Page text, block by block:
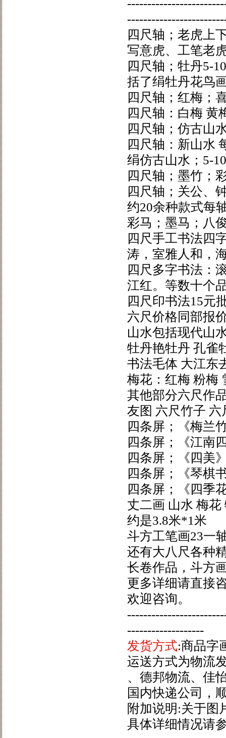
四尺轴；老虎上
写意虎、工笔老
四尺轴；牡丹5-
括了绢牡丹花鸟
四尺轴；红梅；
四尺轴：白梅 黄
四尺轴；仿古山
四尺轴：新山水
绢仿古山水；5-
四尺轴；墨竹；
四尺轴；关公、
约20余种款式每
彩马；墨马；八
四尺手工书法四
涛，室雅人和，
四尺多字书法：
江红。等数十个
四尺印书法15元
六尺价格同部报
山水包括现代山
牡丹艳牡丹 孔雀
书法毛体 大江东
梅花：红梅 粉梅
其他部分六尺作
友图 六尺竹子 六
四条屏；《梅兰
四条屏；《江南
四条屏；《四美
四条屏；《琴棋
四条屏；《四季
丈二画 山水 梅
约是3.8米*1米
斗方工笔画23一
还有大八尺各种
长卷作品，斗方
更多详细请直接
欢迎咨询。
-------------------
发货方式:商品字
运送方式为物流
、德邦物流、佳
国内快递公司，
附加说明:关于图
具体详细情况请